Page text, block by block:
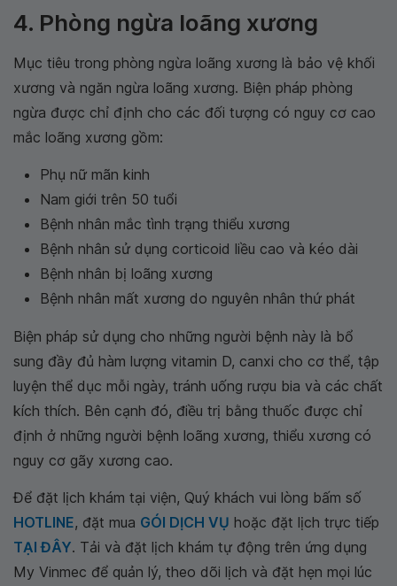
4. Phòng ngừa loãng xương
Mục tiêu trong phòng ngừa loãng xương là bảo vệ khối
xương và ngăn ngừa loãng xương. Biện pháp phòng
ngừa được chỉ định cho các đối tượng có nguy cơ cao
mắc loãng xương gồm:
Phụ nữ mãn kinh
Nam giới trên 50 tuổi
Bệnh nhân mắc tình trạng thiểu xương
Bệnh nhân sử dụng corticoid liều cao và kéo dài
Bệnh nhân bị loãng xương
Bệnh nhân mất xương do nguyên nhân thứ phát
Biện pháp sử dụng cho những người bệnh này là bổ
sung đầy đủ hàm lượng vitamin D, canxi cho cơ thể, tập
luyện thể dục mỗi ngày, tránh uống rượu bia và các chất
kích thích. Bên cạnh đó, điều trị bằng thuốc được chỉ
định ở những người bệnh loãng xương, thiểu xương có
nguy cơ gãy xương cao.
Để đặt lịch khám tại viện, Quý khách vui lòng bấm số
HOTLINE, đặt mua GÓI DỊCH VỤ hoặc đặt lịch trực tiếp
TẠI ĐÂY. Tải và đặt lịch khám tự động trên ứng dụng
My Vinmec để quản lý, theo dõi lịch và đặt hẹn mọi lúc